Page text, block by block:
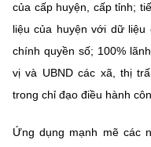
của cấp huyện, cấp tỉnh;
liệu của huyện với dữ
chính quyền số; 100%
vị và UBND các xã, thị
trong chỉ đạo điều hành
Ứng dụng mạnh mẽ các